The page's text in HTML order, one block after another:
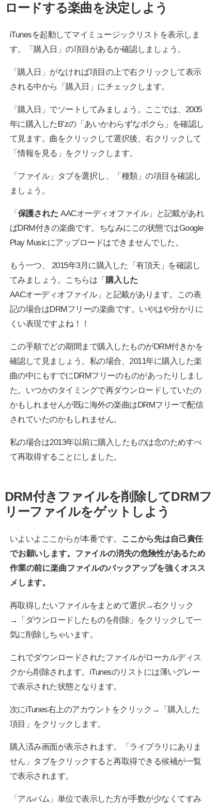
ロードする楽曲を決定しよう
iTunesを起動してマイミュージックリストを表示しま
す。「購入日」の項目があるか確認しましょう。
「購入日」がなければ項目の上で右クリックして表示
される中から「購入日」にチェックします。
「購入日」でソートしてみましょう。ここでは、2005
年に購入したB’zの「あいかわらずなボクら」を確認し
て見ます。曲をクリックして選択後、右クリックして
「情報を見る」をクリックします。
「ファイル」タブを選択し、「種類」の項目を確認し
ましょう。
「 保護された AACオーディオファイル」と記載があれ
ばDRM付きの楽曲です。ちなみにこの状態ではGoogle
Play Musicにアップロードはできませんでした。
もう一つ、 2015年3月に購入した「有頂天」を確認し
てみましょう。こちらは「 購入した
AACオーディオファイル」と記載があります。この表
記の場合はDRMフリーの楽曲です。いやはや分かりに
くい表現ですよね！！
この手順でどの期間まで購入したものがDRM付きかを
確認して見ましょう。私の場合、2011年に購入した楽
曲の中にもすでにDRMフリーのものがあったりしまし
た。いつかのタイミングで再ダウンロードしていたの
かもしれませんが既に海外の楽曲はDRMフリーで配信
されていたのかもしれません。
私の場合は2013年以前に購入したものは念のためすべ
て再取得することにしました。
DRM付きファイルを削除してDRMフ
リーファイルをゲットしよう
いよいよここからが本番です。
ここから先は自己責任
でお願いします。ファイルの消失の危険性があるため
作業の前に楽曲ファイルのバックアップを強くオスス
メします。
再取得したいファイルをまとめて選択→右クリック
→「ダウンロードしたものを削除」をクリックして一
気に削除しちゃいます。
これでダウンロードされたファイルがローカルディス
クから削除されます。iTunesのリストには薄いグレー
で表示された状態となります。
次にiTunes右上のアカウントをクリック→「購入した
項目」をクリックします。
購入済み画面が表示されます。「ライブラリにありま
せん」タブをクリックすると再取得できる候補が一覧
で表示されます。
「アルバム」単位で表示した方が手数が少なくてすみ